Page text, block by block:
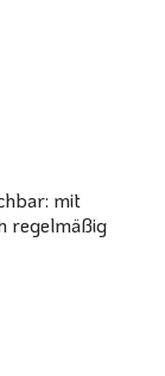
mit
regelmäßig